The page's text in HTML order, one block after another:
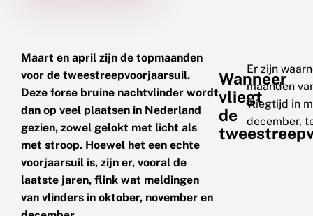
Maart en april zijn de topmaanden
voor de tweestreepvoorjaarsuil.
Deze forse bruine nachtvlinder wordt
dan op veel plaatsen in Nederland
gezien, zowel gelokt met licht als
met stroop. Hoewel het een echte
voorjaarsuil is, zijn er, vooral de
laatste jaren, flink wat meldingen
van vlinders in oktober, november en
Wanneer
vliegt
de
Er zijn
maanden
vliegtijd in
december,